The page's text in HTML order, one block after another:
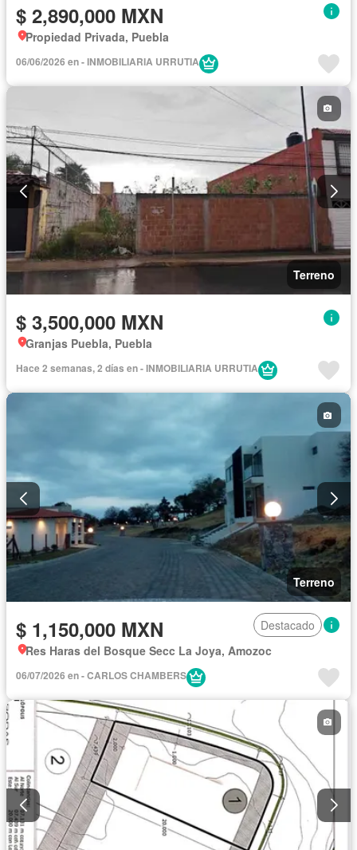
$ 2,890,000 MXN
Propiedad Privada, Puebla
06/06/2026 en - INMOBILIARIA URRUTIA
Terreno
$ 3,500,000 MXN
Granjas Puebla, Puebla
Hace 2 semanas, 2 días en - INMOBILIARIA URRUTIA
Terreno
$ 1,150,000 MXN
Destacado
Res Haras del Bosque Secc La Joya, Amozoc
06/07/2026 en - CARLOS CHAMBERS